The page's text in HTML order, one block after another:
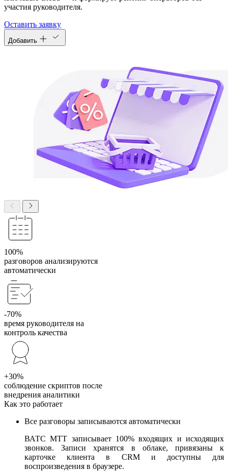
участия руководителя.
Оставить заявку
Добавить
100%
разговоров анализируются
автоматически
-70%
время руководителя на
контроль качества
+30%
соблюдение скриптов после
внедрения аналитики
Как это работает
Все разговоры записываются автоматически
ВАТС МТТ записывает 100% входящих и исходящих
звонков. Записи хранятся в облаке, привязаны к
карточке клиента в CRM и доступны для
воспроизведения в браузере.